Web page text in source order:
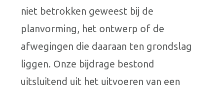
niet betrokken geweest bij de
planvorming, het ontwerp of de
afwegingen die daaraan ten grondslag
liggen. Onze bijdrage bestond
uitsluitend uit het uitvoeren van een